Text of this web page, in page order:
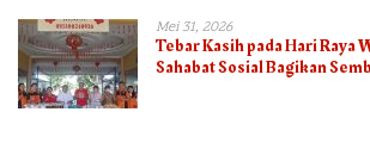
Mei 31, 2026
Tebar Kasih pada Hari Raya
Sahabat Sosial Bagikan